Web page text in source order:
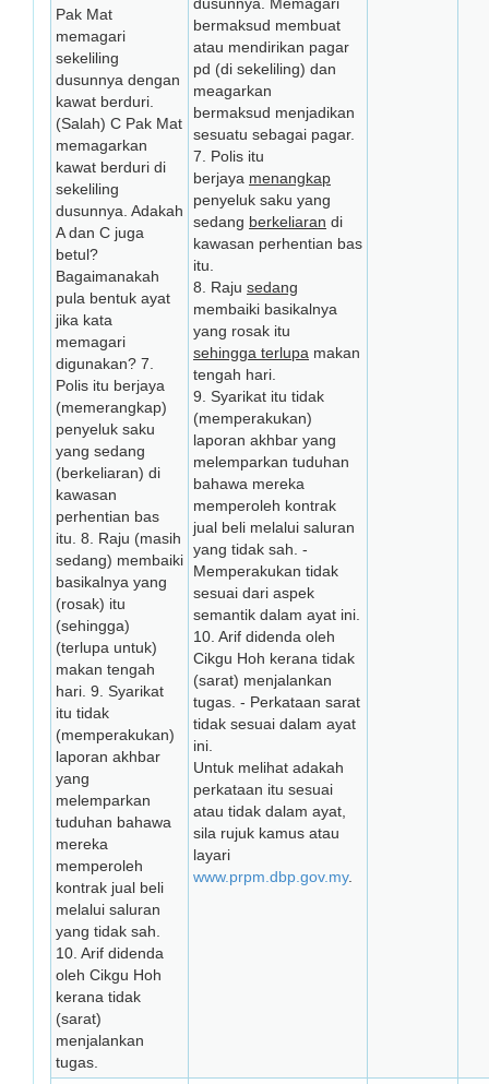
Pak Mat
memagari
sekeliling
dusunnya dengan
kawat berduri.
(Salah) C Pak Mat
memagarkan
kawat berduri di
sekeliling
dusunnya. Adakah
A dan C juga
betul?
Bagaimanakah
pula bentuk ayat
jika kata
memagari
digunakan? 7.
Polis itu berjaya
(memerangkap)
penyeluk saku
yang sedang
(berkeliaran) di
kawasan
perhentian bas
itu. 8. Raju (masih
sedang) membaiki
basikalnya yang
(rosak) itu
(sehingga)
(terlupa untuk)
makan tengah
hari. 9. Syarikat
itu tidak
(memperakukan)
laporan akhbar
yang
melemparkan
tuduhan bahawa
mereka
memperoleh
kontrak jual beli
melalui saluran
yang tidak sah.
10. Arif didenda
oleh Cikgu Hoh
kerana tidak
(sarat)
menjalankan
tugas.
bermaksud membuat
atau mendirikan pagar
pd (di sekeliling) dan
meagarkan
bermaksud menjadikan
sesuatu sebagai pagar.
7. Polis itu
berjaya menangkap
penyeluk saku yang
sedang berkeliaran di
kawasan perhentian bas
itu.
8. Raju sedang
membaiki basikalnya
yang rosak itu
sehingga terlupa makan
tengah hari.
9. Syarikat itu tidak
(memperakukan)
laporan akhbar yang
melemparkan tuduhan
bahawa mereka
memperoleh kontrak
jual beli melalui saluran
yang tidak sah. -
Memperakukan tidak
sesuai dari aspek
semantik dalam ayat ini.
10. Arif didenda oleh
Cikgu Hoh kerana tidak
(sarat) menjalankan
tugas. - Perkataan sarat
tidak sesuai dalam ayat
ini.
Untuk melihat adakah
perkataan itu sesuai
atau tidak dalam ayat,
sila rujuk kamus atau
layari
www.prpm.dbp.gov.my.